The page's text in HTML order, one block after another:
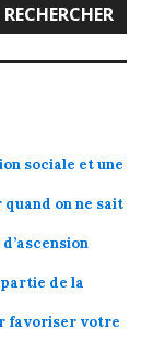
RECHERCHER
sociale et une
on ne sait
de la
favoriser votre